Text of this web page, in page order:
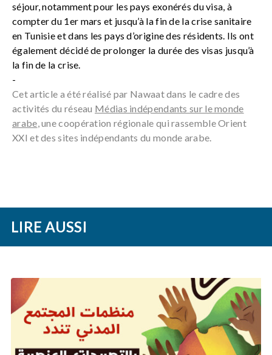
séjour, notamment pour les pays exonérés du visa, à
compter du 1er mars et jusqu’à la fin de la crise sanitaire
en Tunisie et dans les pays d’origine des résidents. Ils ont
également décidé de prolonger la durée des visas jusqu’à
la fin de la crise.
-
Cet article a été réalisé par Nawaat dans le cadre des
activités du réseau Médias indépendants sur le monde
arabe, une coopération régionale qui rassemble Orient
XXI et des sites indépendants du monde arabe.
LIRE AUSSI